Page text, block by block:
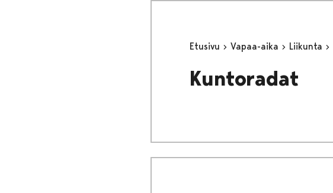
Etusivu Vapaa-aika Liikunta
Kuntoradat